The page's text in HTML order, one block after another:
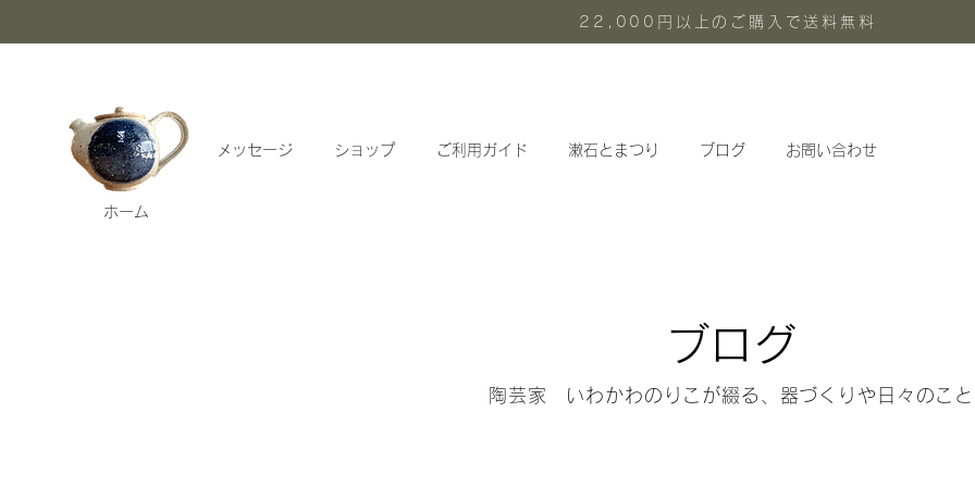
22,000円以上のご購入で送料無料
メッセージ ショップ ご利用ガイド 漱石とまつり ブログ お問い合わせ
ホーム
ブログ
陶芸家 いわかわのりこが綴る、器づくりや日々のこと